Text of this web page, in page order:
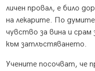
личен провал, е било
на лекарите. По
чувство за вина и
към затлъстяването.
Учените посочват, че